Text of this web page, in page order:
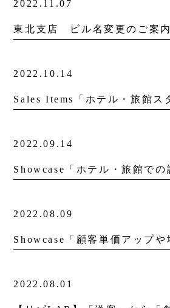
2022.11.07
東北支店 ビル名変更のご案内
2022.10.14
2022.09.14
2022.08.09
2022.08.01